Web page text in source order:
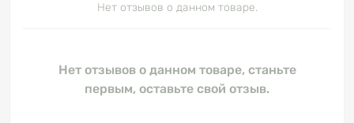
Нет отзывов о данном товаре.
Нет отзывов о данном товаре, станьте
первым, оставьте свой отзыв.